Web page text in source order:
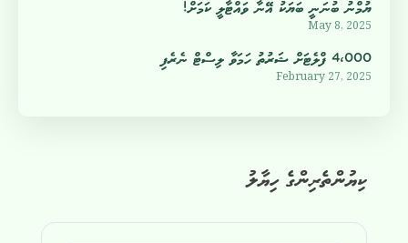
ކިޔުންތެރިންގެ ހިޔާލު
ޔުމްނު ބުނަނީ ބަޔަކު އޭނާ ވައްޓާލީ ކަމަށް!
May 8, 2025
4،000 ފްލެޓަށް ޝަރުތު ހަމަވާ ލިސްޓް ނެރެފި
February 27, 2025